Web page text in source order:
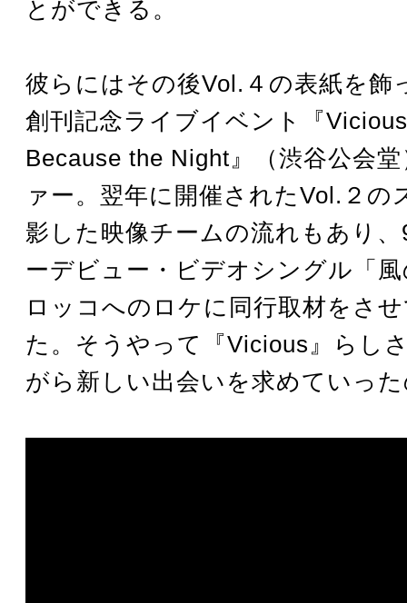
とができる。
彼らにはその後Vol.４の表紙を飾
創刊記念ライブイベント『
Because the Night』（渋谷公会
ァー。翌年に開催されたVol.２の
影した映像チームの流れもあり
ーデビュー・ビデオシングル「
ロッコへのロケに同行取材をさ
た。そうやって『Vicious』らし
がら新しい出会いを求めていっ